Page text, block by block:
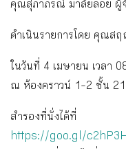
คุณสุภาภรณ์ มาลัยลอย ผู้
ดำเนินรายการโดย คุณส
ในวันที่ 4 เมษายน เวลา
ณ ห้องคราวน์ 1-2 ชั้น 21
สำรองที่นั่งได้ที่
https://goo.gl/c2hP3H